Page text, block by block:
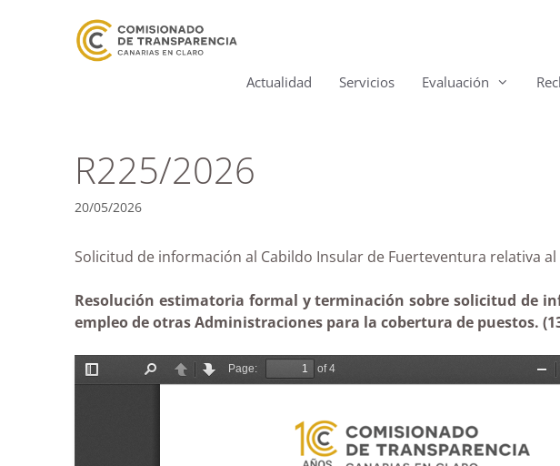
Actualidad Servicios Evaluación
R225/2026
20/05/2026
Solicitud de información al Cabildo Insular de Fuerteventura relativa
Resolución estimatoria formal y terminación sobre solicitud de
empleo de otras Administraciones para la cobertura de puestos.